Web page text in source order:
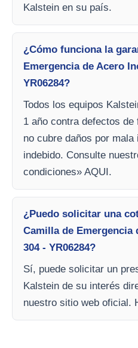
Kalstein en su país.
¿Cómo funciona la
Emergencia de Acero
YR06284?
Todos los equipos
1 año contra defectos
no cubre daños por
indebido. Consulte
condiciones» AQUI.
¿Puedo solicitar una
Camilla de Emergencia
304 - YR06284?
Sí, puede solicitar un
Kalstein de su interés
nuestro sitio web oficial.